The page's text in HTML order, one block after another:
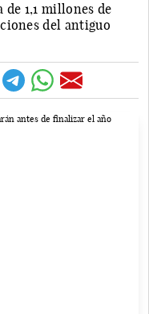
1,1 millones de
del antiguo